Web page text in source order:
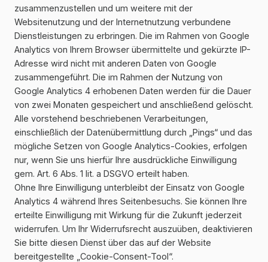
zusammenzustellen und um weitere mit der
Websitenutzung und der Internetnutzung verbundene
Dienstleistungen zu erbringen. Die im Rahmen von Google
Analytics von Ihrem Browser übermittelte und gekürzte IP-
Adresse wird nicht mit anderen Daten von Google
zusammengeführt. Die im Rahmen der Nutzung von
Google Analytics 4 erhobenen Daten werden für die Dauer
von zwei Monaten gespeichert und anschließend gelöscht.
Alle vorstehend beschriebenen Verarbeitungen,
einschließlich der Datenübermittlung durch „Pings“ und das
mögliche Setzen von Google Analytics-Cookies, erfolgen
nur, wenn Sie uns hierfür Ihre ausdrückliche Einwilligung
gem. Art. 6 Abs. 1 lit. a DSGVO erteilt haben.
Ohne Ihre Einwilligung unterbleibt der Einsatz von Google
Analytics 4 während Ihres Seitenbesuchs. Sie können Ihre
erteilte Einwilligung mit Wirkung für die Zukunft jederzeit
widerrufen. Um Ihr Widerrufsrecht auszuüben, deaktivieren
Sie bitte diesen Dienst über das auf der Website
bereitgestellte „Cookie-Consent-Tool“.